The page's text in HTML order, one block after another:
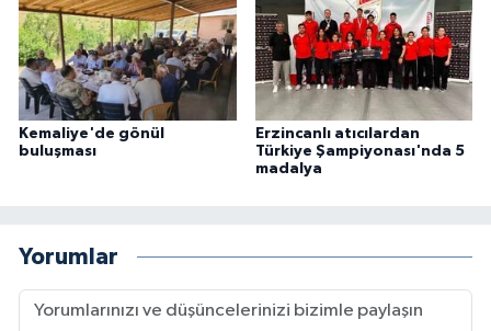
Kemaliye'de gönül
buluşması
Erzincanlı atıcılardan
Türkiye Şampiyonası'nda 5
madalya
Yorumlar